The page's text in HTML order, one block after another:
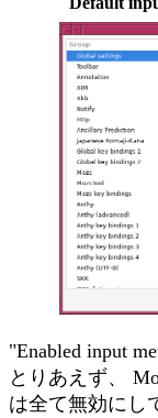
"Enabled input
とりあえず、
は全て無効にし